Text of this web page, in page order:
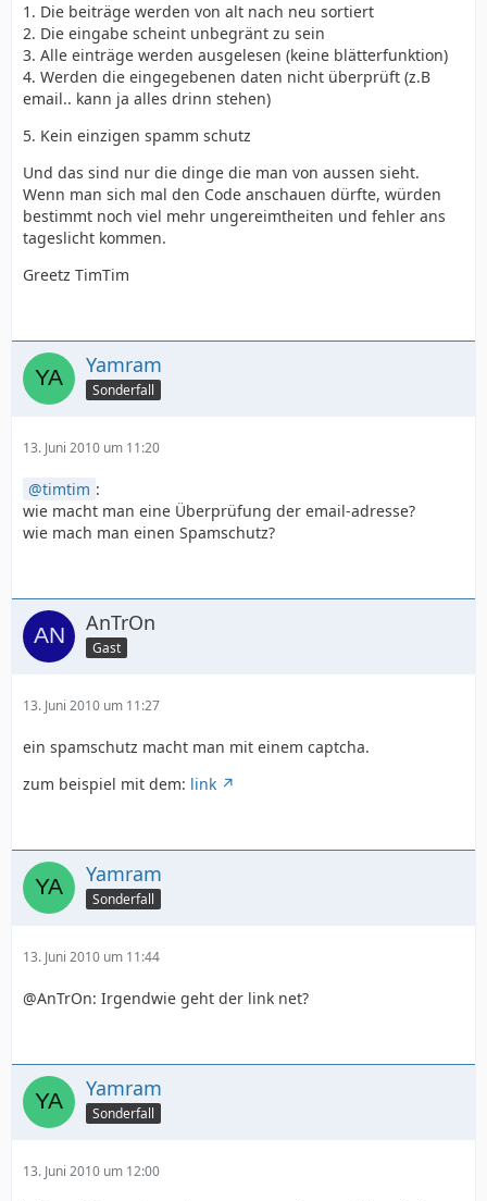
1. Die beiträge werden von alt nach neu sortiert
2. Die eingabe scheint unbegränt zu sein
3. Alle einträge werden ausgelesen (keine blätterfunktion)
4. Werden die eingegebenen daten nicht überprüft (z.B
email.. kann ja alles drinn stehen)
5. Kein einzigen spamm schutz
Und das sind nur die dinge die man von aussen sieht.
Wenn man sich mal den Code anschauen dürfte, würden
bestimmt noch viel mehr ungereimtheiten und fehler ans
tageslicht kommen.
Greetz TimTim
Yamram
Sonderfall
13. Juni 2010 um 11:20
timtim :
wie macht man eine Überprüfung der email-adresse?
wie mach man einen Spamschutz?
AnTrOn
Gast
13. Juni 2010 um 11:27
ein spamschutz macht man mit einem captcha.
zum beispiel mit dem: link
Yamram
Sonderfall
13. Juni 2010 um 11:44
@AnTrOn: Irgendwie geht der link net?
Yamram
Sonderfall
13. Juni 2010 um 12:00